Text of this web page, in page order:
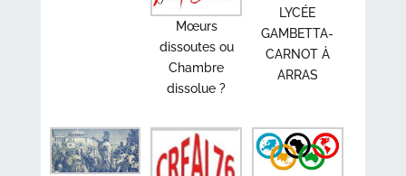
Mœurs
dissoutes ou
Chambre
dissolue ?
LYCÉE
GAMBETTA-
CARNOT À
ARRAS